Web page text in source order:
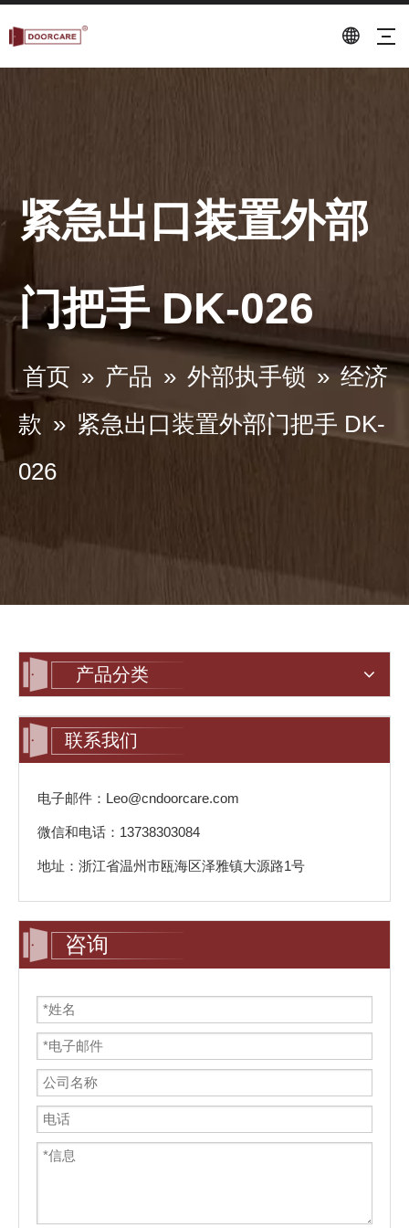
紧急出口装置外部
门把手 DK-026
首页 » 产品 » 外部执手锁 » 经济
款 » 紧急出口装置外部门把手 DK-
026
产品分类
联系我们
电子邮件：Leo@cndoorcare.com
微信和电话：13738303084
地址：浙江省温州市瓯海区泽雅镇大源路1号
咨询